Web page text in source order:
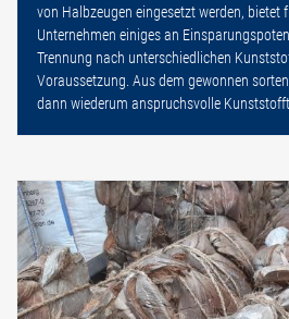
von Halbzeugen eingesetzt werden, bietet
Unternehmen einiges an
Trennung nach unterschiedlichen
Voraussetzung. Aus dem gewonnen
dann wiederum anspruchsvolle